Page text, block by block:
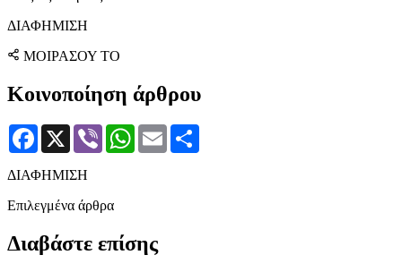
ΔΙΑΦΗΜΙΣΗ
ΜΟΙΡΑΣΟΥ ΤΟ
Κοινοποίηση άρθρου
Facebook
X Viber WhatsApp
Email
ΔΙΑΦΗΜΙΣΗ
Επιλεγμένα άρθρα
Διαβάστε επίσης